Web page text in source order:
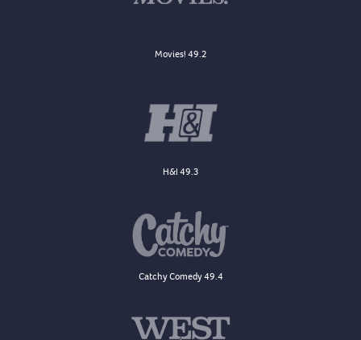
Movies! 49.2
H&I 49.3
Catchy Comedy 49.4